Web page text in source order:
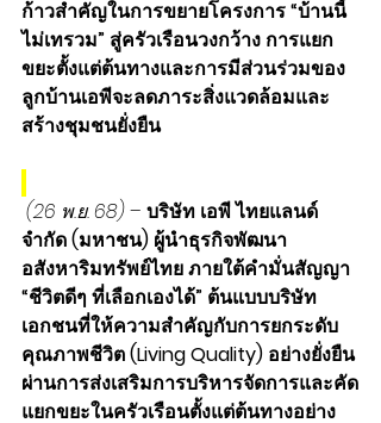
ก้าวสำคัญในการขยายโครงการ “บ้านนี้
ไม่เทรวม” สู่ครัวเรือนวงกว้าง การแยก
ขยะตั้งแต่ต้นทางและการมีส่วนร่วมของ
ลูกบ้านเอพีจะลดภาระสิ่งแวดล้อมและ
สร้างชุมชนยั่งยืน
(26 พ.ย. 68) – บริษัท เอพี ไทยแลนด์
จำกัด (มหาชน) ผู้นำธุรกิจพัฒนา
อสังหาริมทรัพย์ไทย ภายใต้คำมั่นสัญญา
“ชีวิตดีๆ ที่เลือกเองได้” ต้นแบบบริษัท
เอกชนที่ให้ความสำคัญกับการยกระดับ
คุณภาพชีวิต (Living Quality) อย่างยั่งยืน
ผ่านการส่งเสริมการบริหารจัดการและคัด
แยกขยะในครัวเรือนตั้งแต่ต้นทางอย่าง